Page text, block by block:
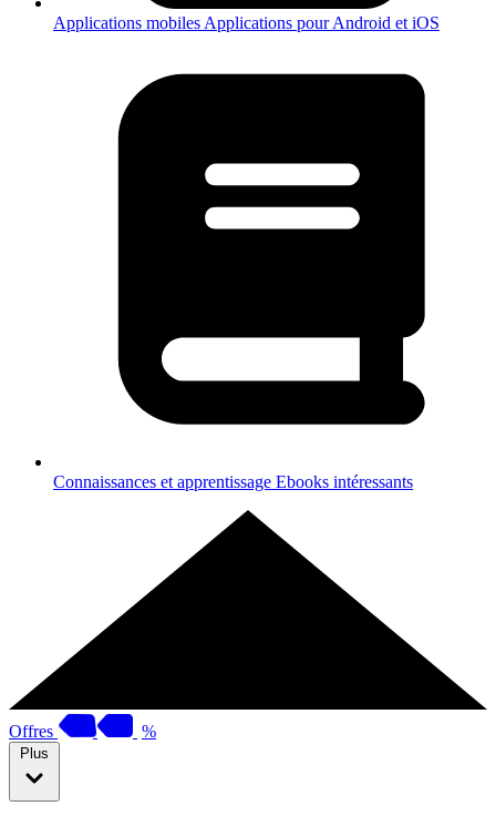
Applications mobiles Applications pour Android et iOS
Connaissances et apprentissage Ebooks intéressants
Offres %
Plus